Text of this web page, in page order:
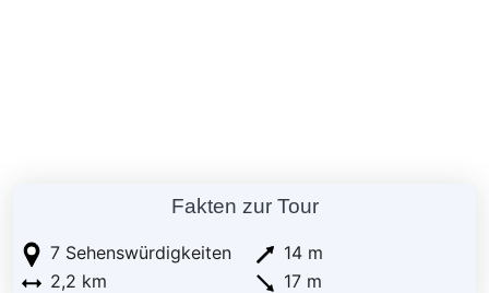
Fakten zur Tour
7 Sehenswürdigkeiten
2,2 km
14 m
17 m